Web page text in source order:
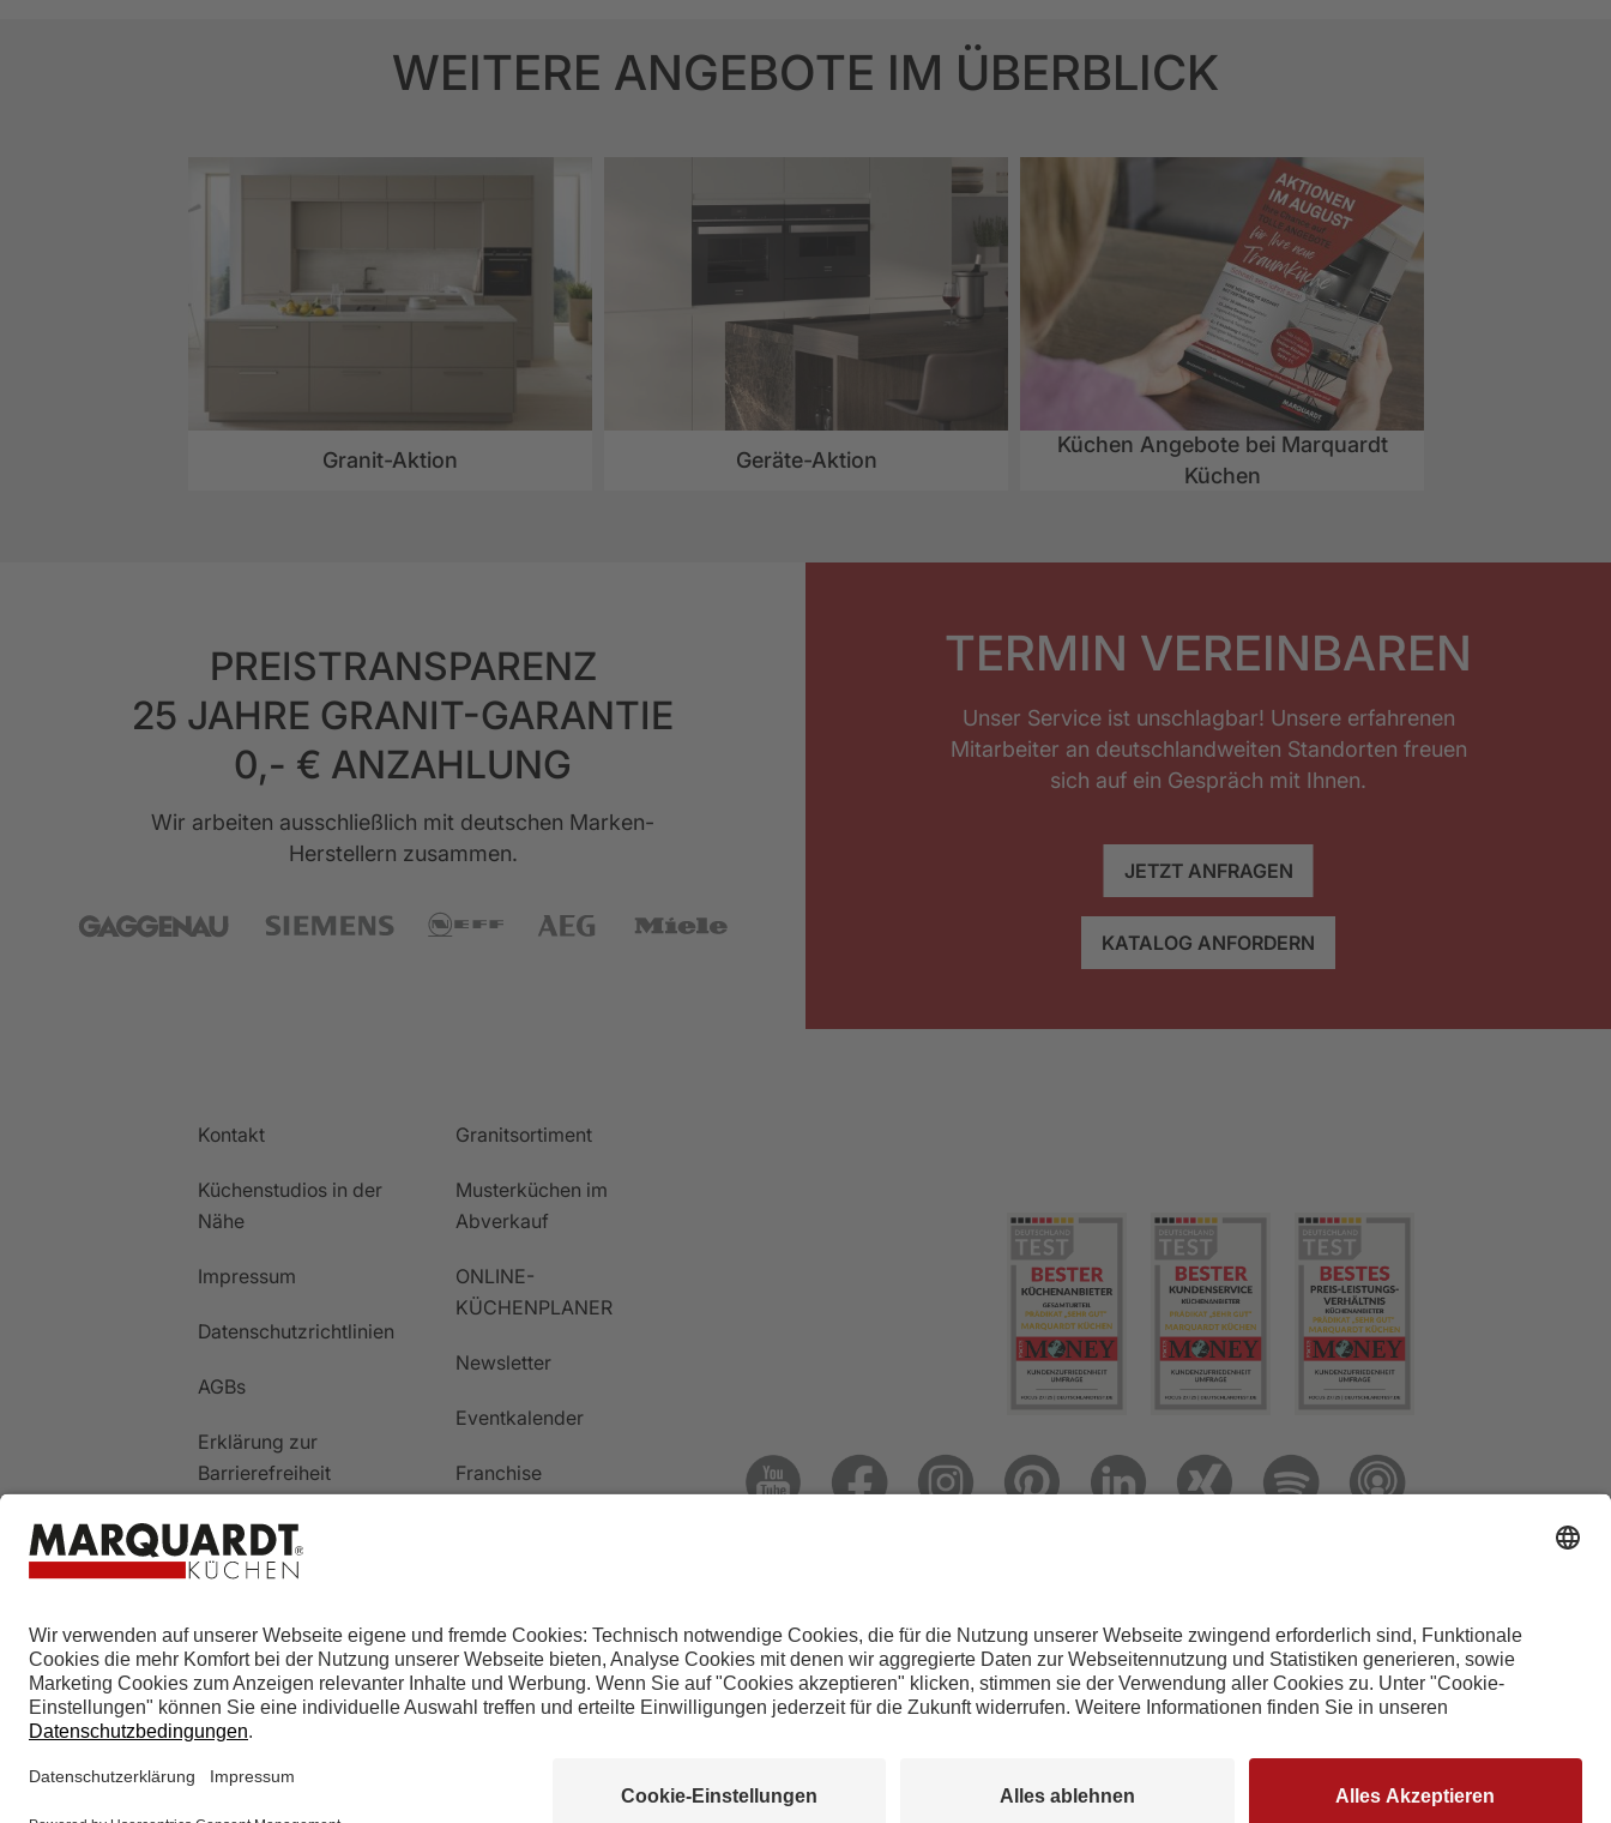
WEITERE ANGEBOTE IM ÜBERBLICK
Granit-Aktion Geräte-Aktion
Küchen Angebote bei Marquardt
Küchen
PREISTRANSPARENZ
25 JAHRE GRANIT-GARANTIE
0,- € ANZAHLUNG
Wir arbeiten ausschließlich mit deutschen Marken-
Herstellern zusammen.
TERMIN VEREINBAREN
Unser Service ist unschlagbar! Unsere erfahrenen
Mitarbeiter an deutschlandweiten Standorten freuen
sich auf ein Gespräch mit Ihnen.
JETZT ANFRAGEN
KATALOG ANFORDERN
Kontakt
Küchenstudios in der
Nähe
Impressum
Datenschutzrichtlinien
AGBs
Erklärung zur
Barrierefreiheit
Cookie-Einstellungen
Granitsortiment
Musterküchen im
Abverkauf
ONLINE-
KÜCHENPLANER
Newsletter
Eventkalender
Franchise
Hotline 0800 133 133 0 info@marquardt-kuechen.de